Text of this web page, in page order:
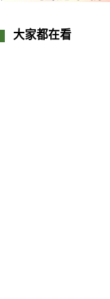
大家都在看